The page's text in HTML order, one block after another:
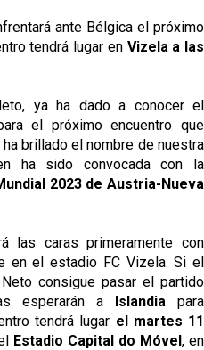
tendrá lugar en Vizela a las
ya ha dado a conocer el
el próximo encuentro que
brillado el nombre de nuestra
ha sido convocada con la
2023 de Austria-Nueva
las caras primeramente con
en el estadio FC Vizela. Si el
consigue pasar el partido
esperarán a Islandia para
tendrá lugar el martes 11
Estadio Capital do Móvel, en